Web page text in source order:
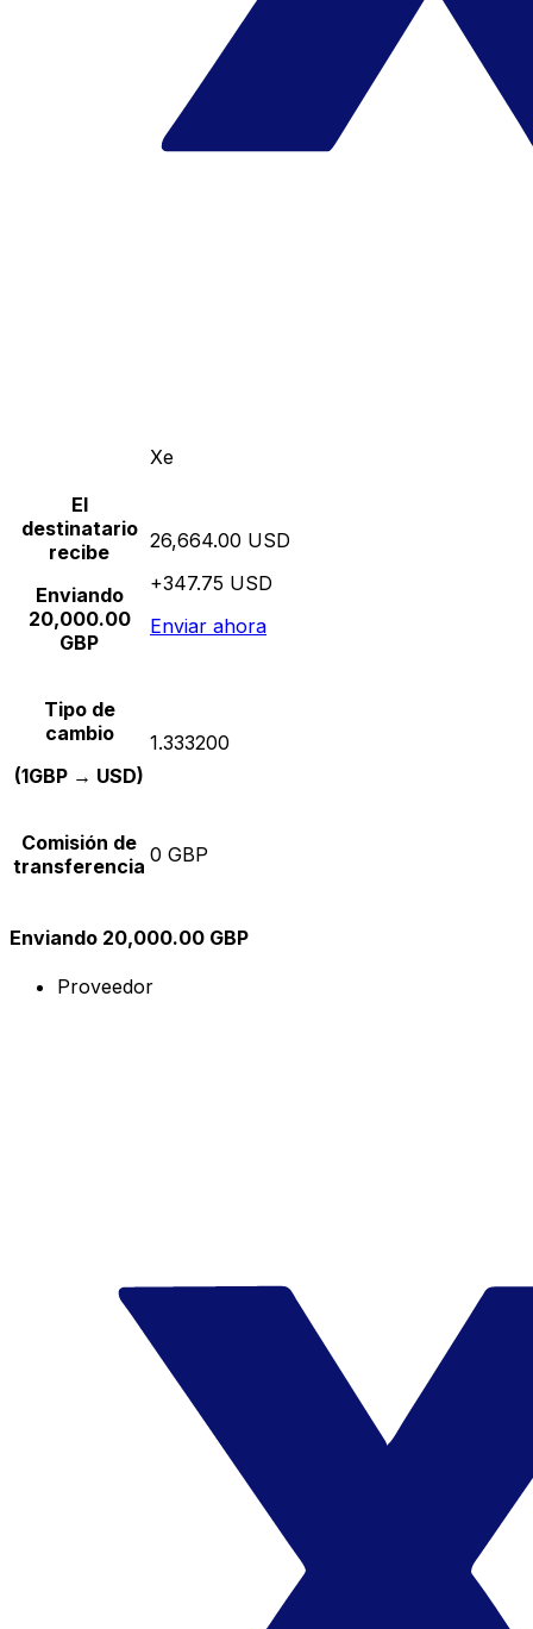
Xe
El
destinatario
recibe
Enviando
20,000.00
GBP
26,664.00 USD
+347.75 USD
Enviar ahora
Tipo de
cambio
(1GBP → USD)
1.333200
Comisión de
transferencia 0 GBP
Enviando 20,000.00 GBP
Proveedor